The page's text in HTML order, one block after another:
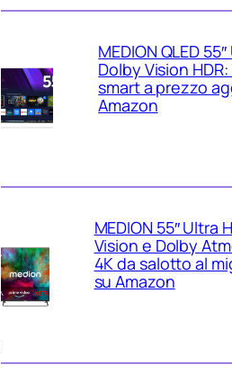
MEDION QLED
Dolby Vision HDR:
smart a prezzo
Amazon
MEDION 55″ Ultra
Vision e Dolby
4K da salotto al
su Amazon